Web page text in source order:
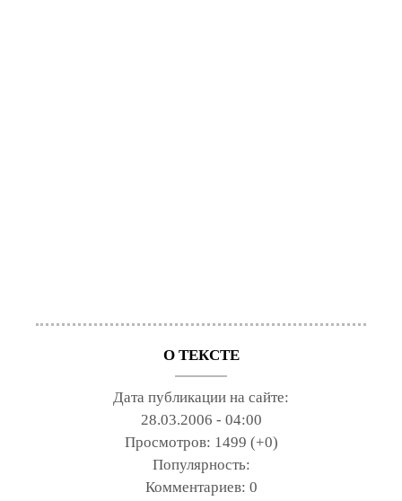
О ТЕКСТЕ
Дата публикации на сайте:
28.03.2006 - 04:00
Просмотров: 1499 (+0)
Популярность:
Комментариев: 0